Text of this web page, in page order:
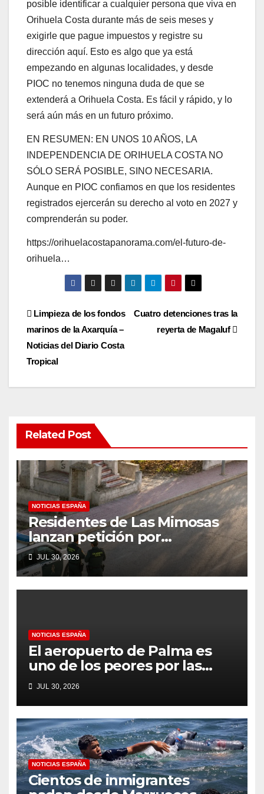
posible identificar a cualquier persona que viva en
Orihuela Costa durante más de seis meses y
exigirle que pague impuestos y registre su
dirección aquí. Esto es algo que ya está
empezando en algunas localidades, y desde
PIOC no tenemos ninguna duda de que se
extenderá a Orihuela Costa. Es fácil y rápido, y lo
será aún más en un futuro próximo.
EN RESUMEN: EN UNOS 10 AÑOS, LA
INDEPENDENCIA DE ORIHUELA COSTA NO
SÓLO SERÁ POSIBLE, SINO NECESARIA.
Aunque en PIOC confiamos en que los residentes
registrados ejercerán su derecho al voto en 2027 y
comprenderán su poder.
https://orihuelacostapanorama.com/el-futuro-de-
orihuela…
Post
navigation
Cuatro detenciones tras la
reyerta de Magaluf
Limpieza de los fondos
marinos de la Axarquía –
Noticias del Diario Costa
Tropical
Related Post
NOTICIAS ESPAÑA
Residentes de Las Mimosas
lanzan petición por
disminución ‘inaceptable’ de
servicios básicos – The Leader
JUL 30, 2026
NOTICIAS ESPAÑA
El aeropuerto de Palma es
uno de los peores por las
colas en el control fronterizo
EES para los británicos que se
dirigen a Mallorca según
Which?
JUL 30, 2026
NOTICIAS ESPAÑA
Cientos de inmigrantes